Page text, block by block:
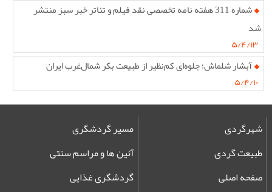
شماره 311 هفته نامه تخصصی نقد فیلم و تئاتر خبر سبز منتشر
شد
۵/۴/۱۳
آبشار شلماش؛ جلوه‌ای کم‌نظیر از طبیعت بکر شمال‌غرب ایران
۵/۴/۱۰
شهرگردی
طبیعت گردی
صفحه اصلی
مسیر گردشگری
آئین ها و مراسم سنتی
گردشگری غذایی